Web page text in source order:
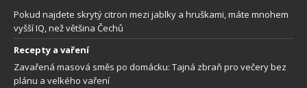
Pokud najdete skrytý citron mezi jablky a hruškami, máte mnohem
vyšší IQ, než většina Čechů
Recepty a vaření
Zavařená masová směs po domácku: Tajná zbraň pro večery bez
plánu a velkého vaření